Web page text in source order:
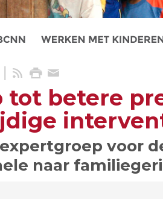
tot betere
voor
naar